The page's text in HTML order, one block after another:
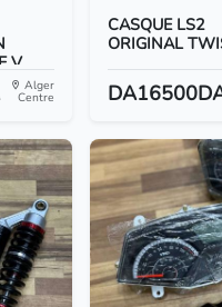
Alger
Centre
CASQUE LS2
ORIGINAL